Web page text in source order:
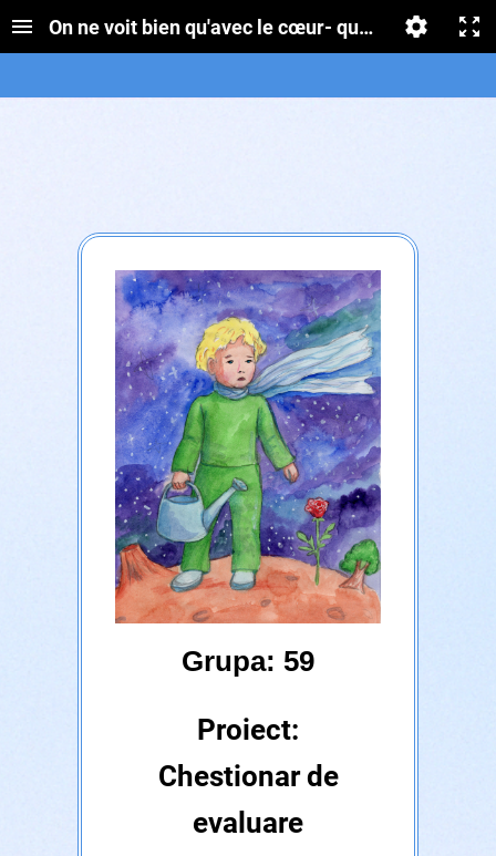
On ne voit bien qu'avec le cœur- questionnaire
Grupa: 59
Proiect:
Chestionar de
evaluare